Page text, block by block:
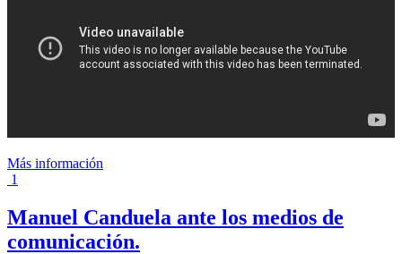
Más información
1
Manuel Canduela ante los medios de
comunicación.